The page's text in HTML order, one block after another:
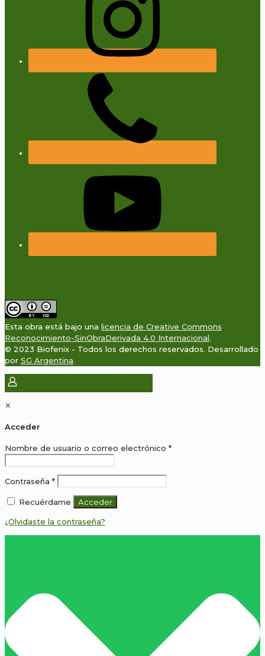
Esta obra está bajo una licencia de Creative Commons
Reconocimiento-SinObraDerivada 4.0 Internacional.
© 2023 Biofenix - Todos los derechos reservados. Desarrollado
por SG Argentina
✕
Acceder
Nombre de usuario o correo electrónico *Obligatorio
Contraseña *Obligatorio
Recuérdame Acceder
¿Olvidaste la contraseña?